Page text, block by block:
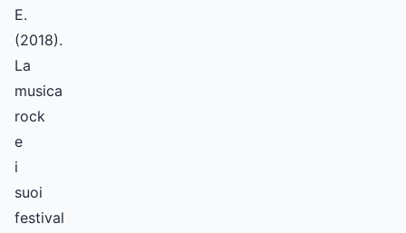
E.
(2018).
La
musica
rock
e
i
suoi
festival